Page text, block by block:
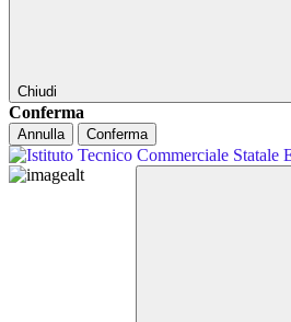
Chiudi
Conferma
Annulla Conferma